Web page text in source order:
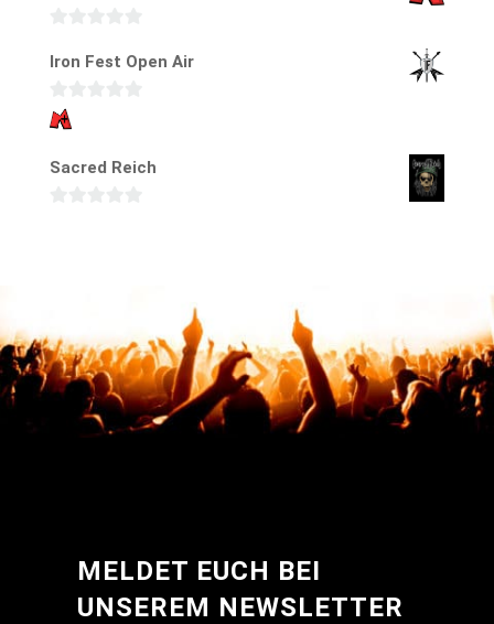
v
n
Iron Fest Open Air
0
o
Sacred Reich
MELDET EUCH BEI
UNSEREM NEWSLETTER